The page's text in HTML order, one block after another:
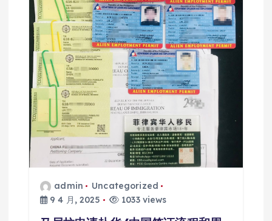
admin
Uncategorized
9 4 月, 2025
1033 views